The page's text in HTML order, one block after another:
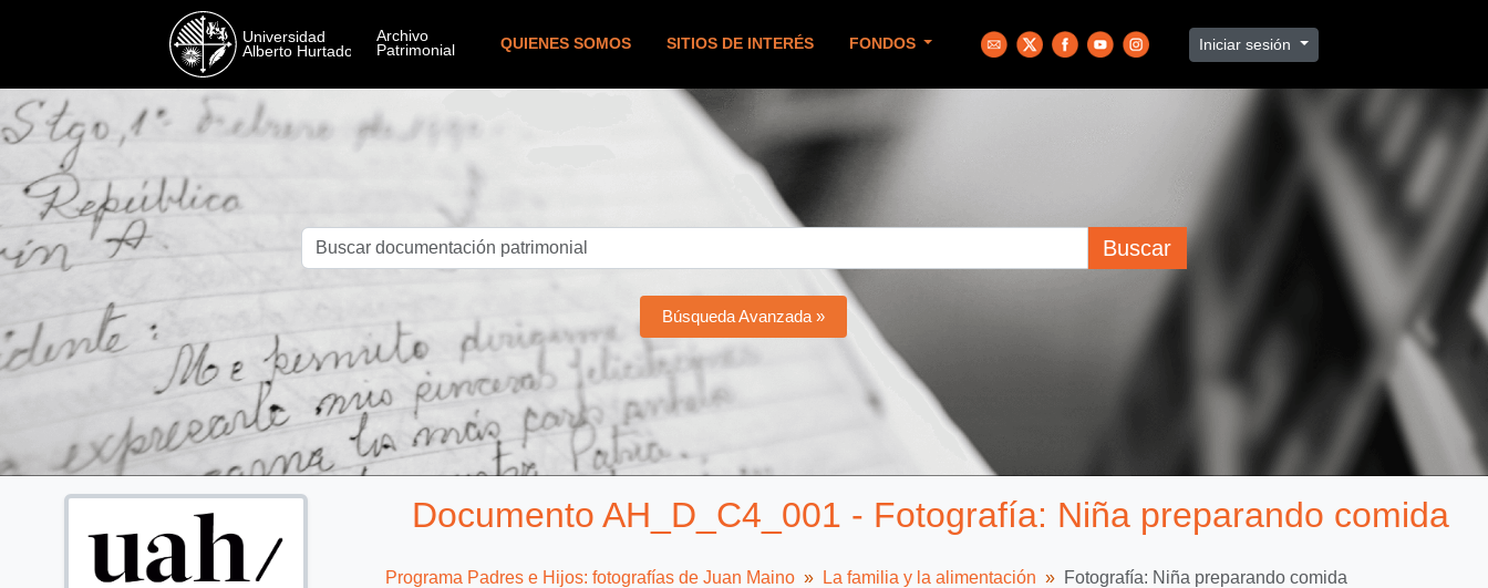
QUIENES SOMOS SITIOS DE INTERÉS FONDOS Iniciar sesión
Buscar
Búsqueda Avanzada »
Documento AH_D_C4_001 - Fotografía: Niña preparando comida
Programa Padres e Hijos: fotografías de Juan Maino La familia y la alimentación Fotografía: Niña preparando comida